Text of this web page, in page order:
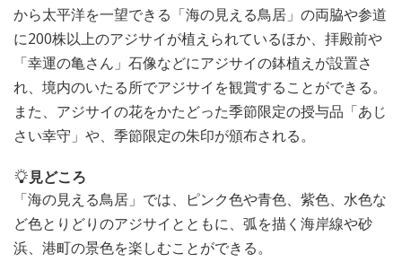
から太平洋を一望できる「海の見える鳥居」の両脇や参道
に200株以上のアジサイが植えられているほか、拝殿前や
「幸運の亀さん」石像などにアジサイの鉢植えが設置さ
れ、境内のいたる所でアジサイを観賞することができる。
また、アジサイの花をかたどった季節限定の授与品「あじ
さい幸守」や、季節限定の朱印が頒布される。
見どころ
「海の見える鳥居」では、ピンク色や青色、紫色、水色な
ど色とりどりのアジサイとともに、弧を描く海岸線や砂
浜、港町の景色を楽しむことができる。